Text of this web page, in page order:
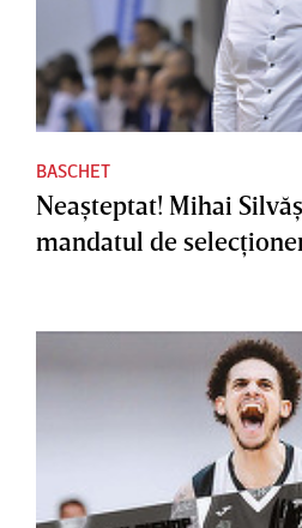
BASCHET
Neaşteptat! Mihai
mandatul de